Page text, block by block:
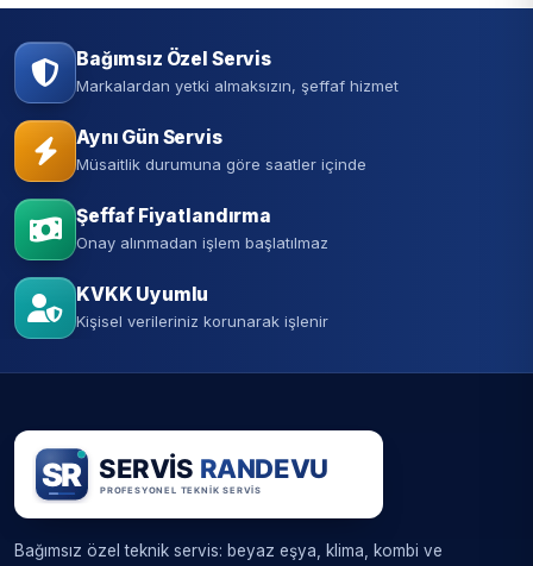
Bağımsız Özel Servis
Markalardan yetki almaksızın, şeffaf hizmet
Aynı Gün Servis
Müsaitlik durumuna göre saatler içinde
Şeffaf Fiyatlandırma
Onay alınmadan işlem başlatılmaz
KVKK Uyumlu
Kişisel verileriniz korunarak işlenir
Bağımsız özel teknik servis: beyaz eşya, klima, kombi ve